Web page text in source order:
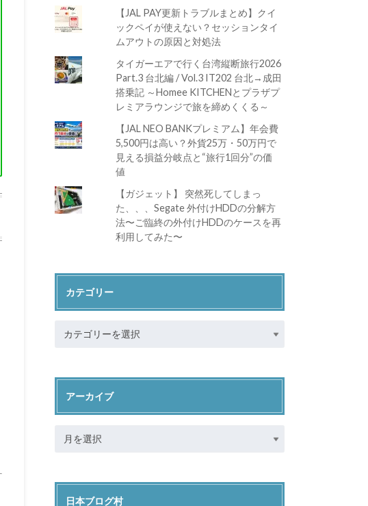
【JAL PAY更新トラブルまとめ】クイ
ックペイが使えない？セッションタイ
ムアウトの原因と対処法
タイガーエアで行く台湾縦断旅行2026
Part.3 台北編 / Vol.3 IT202 台北→成田
搭乗記 ～Homee KITCHENとプラザプ
レミアラウンジで旅を締めくくる～
【JAL NEO BANKプレミアム】年会費
5,500円は高い？外貨25万・50万円で
見える損益分岐点と“旅行1回分”の価
値
【ガジェット】 突然死してしまっ
た、、、Segate 外付けHDDの分解方
法〜ご臨終の外付けHDDのケースを再
利用してみた〜
カテゴリー
アーカイブ
日本ブログ村